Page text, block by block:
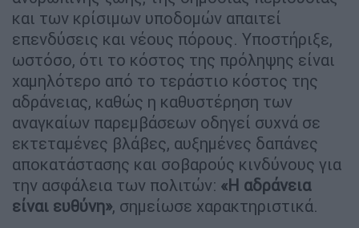
και των κρίσιμων υποδομών απαιτεί
επενδύσεις και νέους πόρους. Υποστήριξε,
ωστόσο, ότι το κόστος της πρόληψης είναι
χαμηλότερο από το τεράστιο κόστος της
αδράνειας, καθώς η καθυστέρηση των
αναγκαίων παρεμβάσεων οδηγεί συχνά σε
εκτεταμένες βλάβες, αυξημένες δαπάνες
αποκατάστασης και σοβαρούς κινδύνους για
την ασφάλεια των πολιτών: «Η αδράνεια
είναι ευθύνη», σημείωσε χαρακτηριστικά.